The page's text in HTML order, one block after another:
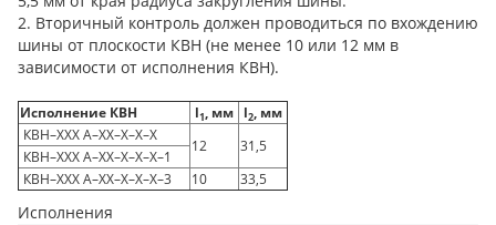
2. Вторичный контроль должен проводиться по вхождению
шины от плоскости КВН (не менее 10 или 12 мм в
зависимости от исполнения КВН).
Исполнение КВН l1, мм l2, мм
КВН–ХХХ А–ХХ–Х–Х–Х
12 31,5
КВН–ХХХ А–ХХ–Х–Х–Х–1
КВН–ХХХ А–ХХ–Х–Х–Х–3
10 33,5
Исполнения